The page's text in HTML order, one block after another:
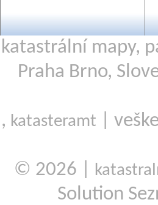
katastrální mapy,
Praha Brno,
, katasteramt
|
© 2026 |
Solution